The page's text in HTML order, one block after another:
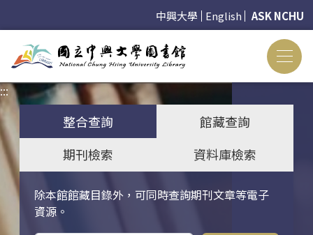
中興大學 English ASK NCHU
:::
整合查詢
館藏查詢
期刊檢索
資料庫檢索
除本館館藏目錄外，可同時查詢期刊文章等電子
資源。
關鍵字搜尋